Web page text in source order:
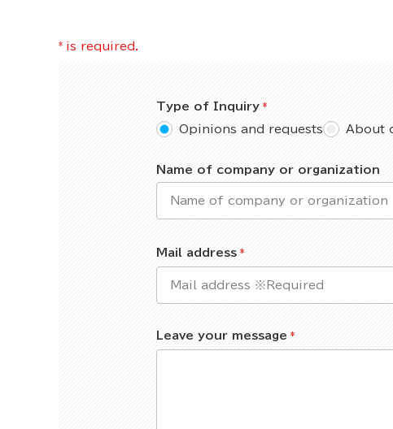
* is required.
Type of Inquiry
Opinions and requests
About
Name of company or organization
Mail address
Leave your message